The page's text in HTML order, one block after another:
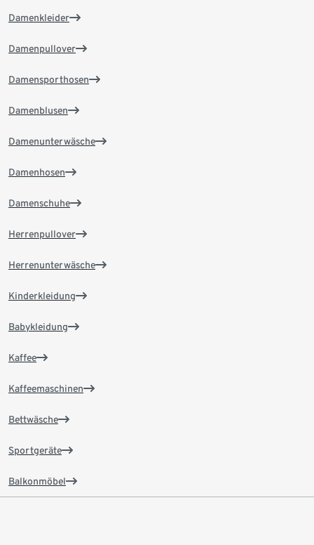
Damenkleider
Damenpullover
Damensporthosen
Damenblusen
Damenunterwäsche
Damenhosen
Damenschuhe
Herrenpullover
Herrenunterwäsche
Kinderkleidung
Babykleidung
Kaffee
Kaffeemaschinen
Bettwäsche
Sportgeräte
Balkonmöbel